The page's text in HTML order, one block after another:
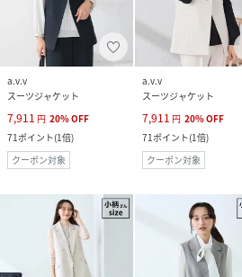
a.v.v
スーツジャケット
7,911 円 20%OFF
71ポイント(1倍)
クーポン対象
a.v.v
スーツジャケット
7,911 円 20%OFF
71ポイント(1倍)
クーポン対象